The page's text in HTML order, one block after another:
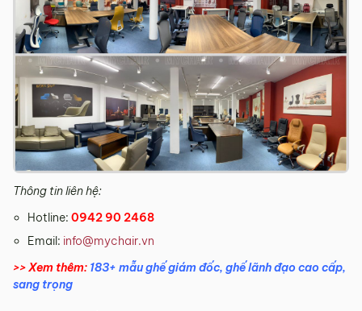
Thông tin liên hệ:
Hotline: 0942 90 2468
Email: info@mychair.vn
>> Xem thêm: 183+ mẫu ghế giám đốc, ghế lãnh đạo cao cấp,
sang trọng